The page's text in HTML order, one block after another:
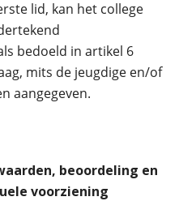
lid, kan het college
bedoeld in artikel 6
mits de jeugdige en/of
aangegeven.
beoordeling en
voorziening